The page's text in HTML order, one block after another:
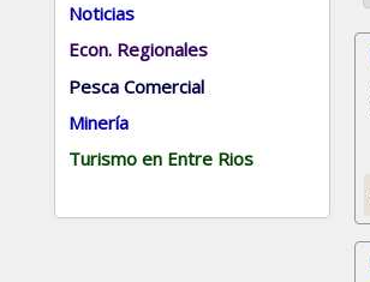
Noticias
Econ. Regionales
Pesca Comercial
Minería
Turismo en Entre Rios